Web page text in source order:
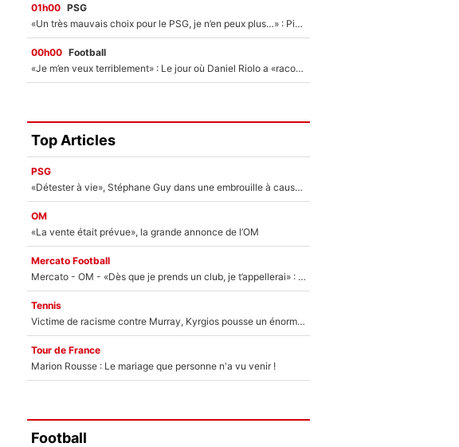
01h00 PSG
«Un très mauvais choix pour le PSG, je n’en peux plus…» : Pierre Ménès s’est complètement trompé avec Luis Enrique et ces déclarations le prouvent !
00h00 Football
«Je m’en veux terriblement» : Le jour où Daniel Riolo a «raconté n’importe quoi» dans l'After Foot !
Top Articles
PSG
«Détester à vie», Stéphane Guy dans une embrouille à cause du PSG !
OM
«La vente était prévue», la grande annonce de l’OM
Mercato Football
Mercato - OM - «Dès que je prends un club, je t’appellerai» : La promesse de Marcelino au moment de claquer la porte
Tennis
Victime de racisme contre Murray, Kyrgios pousse un énorme coup de gueule !
Tour de France
Marion Rousse : Le mariage que personne n'a vu venir !
Football